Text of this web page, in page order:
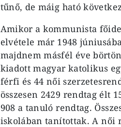
tűnő, de máig ható
Amikor a kommunista
elvétele már 1948
majdnem másfél éve
kiadott magyar katolikus
férfi és 44 női
összesen 2429 rendtag élt
908 a tanuló rendtag.
iskolában tanítottak. A női